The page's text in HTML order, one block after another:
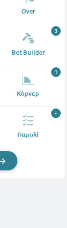
Over
Bet Builder
3
Κόρνερ
1
Παρολί
-